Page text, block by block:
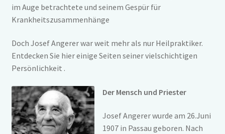
Vereinssatzung
Mitgliederbereich
öffnen
Newsletter
Service
öffnen
Anmeldung
im Auge betrachtete und seinem Gespür für
Krankheitszusammenhänge
Doch Josef Angerer war weit mehr als nur Heilpraktiker.
Entdecken Sie hier einige Seiten seiner vielschichtigen
Persönlichkeit .
Der Mensch und Priester
Josef Angerer wurde am 26.Juni
1907 in Passau geboren. Nach